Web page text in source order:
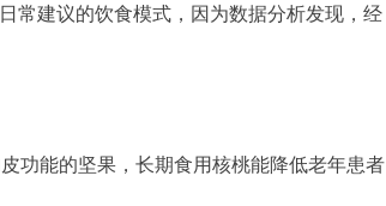
常建议的饮食模式，因为数据分析发现，经
功能的坚果，长期食用核桃能降低老年患者